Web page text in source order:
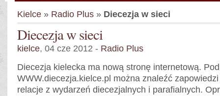
Kielce » Radio Plus » Diecezja w sieci
Diecezja w sieci
kielce, 04 cze 2012 - Radio Plus
Diecezja kielecka ma nową stronę internetową.
WWW.diecezja.kielce.pl można znaleźć
relacje z wydarzeń diecezjalnych i parafialnych.